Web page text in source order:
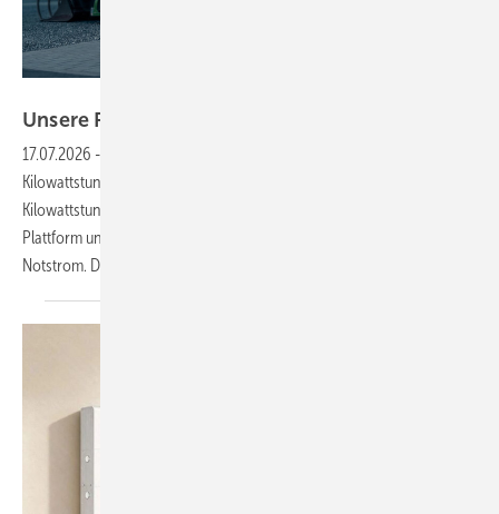
Unsere Produkte der
17.07.2026 -
Kilowattstunden. Solis neue Heimspeicher liefern bis zu 54
Kilowattstunden. DSW bündelt 2,5 Megawattstunden auf Skid-
Plattform und Sigenergy zeigt KI-gestützten Heimspeicher mit
Notstrom. Das sind unsere Produkte der